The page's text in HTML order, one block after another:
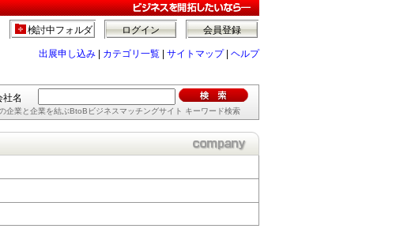
会員登録
ログイン
検討中フォルダ
出展申し込み カテゴリ一覧 サイトマップ| ヘルプ
社名
企業と企業を結ぶBtoBビジネスマッチングサイト キーワード検索